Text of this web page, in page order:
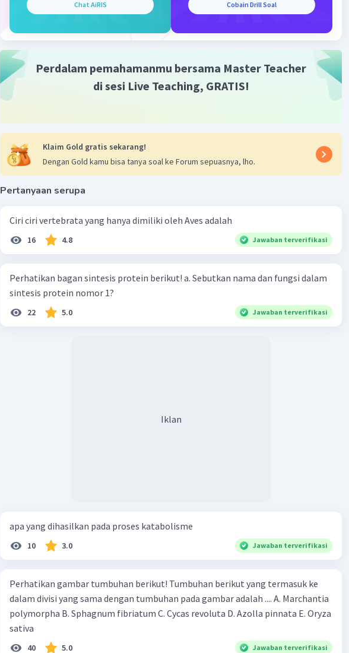
Chat AiRIS Cobain Drill Soal
Perdalam pemahamanmu bersama Master Teacher
di sesi Live Teaching, GRATIS!
Klaim Gold gratis sekarang!
Dengan Gold kamu bisa tanya soal ke Forum sepuasnya, lho.
Pertanyaan serupa
Ciri ciri vertebrata yang hanya dimiliki oleh Aves adalah
16 4.8 Jawaban terverifikasi
Perhatikan bagan sintesis protein berikut! a. Sebutkan nama dan fungsi dalam
sintesis protein nomor 1?
22 5.0 Jawaban terverifikasi
Iklan
apa yang dihasilkan pada proses katabolisme
10 3.0 Jawaban terverifikasi
Perhatikan gambar tumbuhan berikut! Tumbuhan berikut yang termasuk ke
dalam divisi yang sama dengan tumbuhan pada gambar adalah .... A. Marchantia
polymorpha B. Sphagnum fibriatum C. Cycas revoluta D. Azolla pinnata E. Oryza
sativa
40 5.0 Jawaban terverifikasi